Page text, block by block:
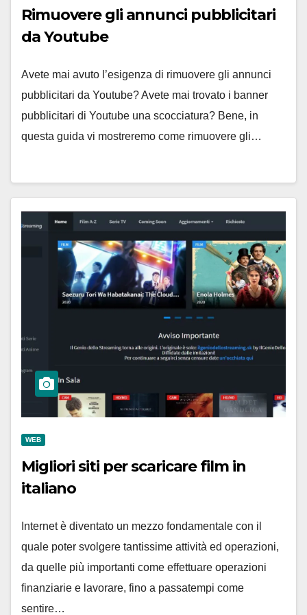
Rimuovere gli annunci pubblicitari
da Youtube
Avete mai avuto l’esigenza di rimuovere gli annunci
pubblicitari da Youtube? Avete mai trovato i banner
pubblicitari di Youtube una scocciatura? Bene, in
questa guida vi mostreremo come rimuovere gli…
WEB
Migliori siti per scaricare film in
italiano
Internet è diventato un mezzo fondamentale con il
quale poter svolgere tantissime attività ed operazioni,
da quelle più importanti come effettuare operazioni
finanziarie e lavorare, fino a passatempi come
sentire…